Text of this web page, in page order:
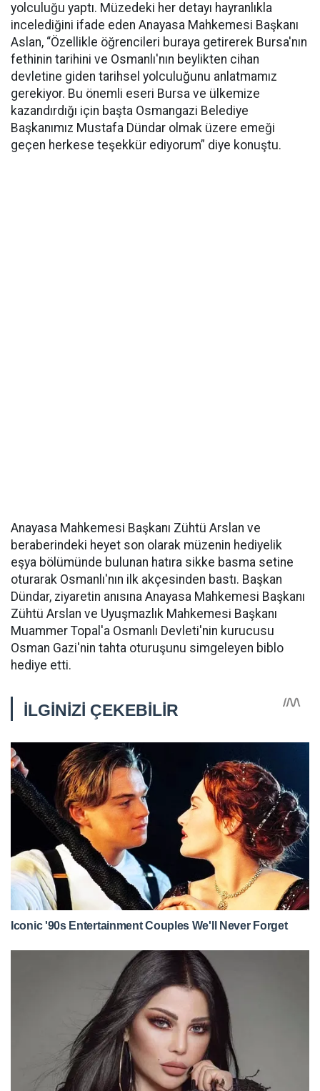
yolculuğu yaptı. Müzedeki her detayı hayranlıkla
incelediğini ifade eden Anayasa Mahkemesi Başkanı
Aslan, “Özellikle öğrencileri buraya getirerek Bursa'nın
fethinin tarihini ve Osmanlı'nın beylikten cihan
devletine giden tarihsel yolculuğunu anlatmamız
gerekiyor. Bu önemli eseri Bursa ve ülkemize
kazandırdığı için başta Osmangazi Belediye
Başkanımız Mustafa Dündar olmak üzere emeği
geçen herkese teşekkür ediyorum” diye konuştu.
Anayasa Mahkemesi Başkanı Zühtü Arslan ve
beraberindeki heyet son olarak müzenin hediyelik
eşya bölümünde bulunan hatıra sikke basma setine
oturarak Osmanlı'nın ilk akçesinden bastı. Başkan
Dündar, ziyaretin anısına Anayasa Mahkemesi Başkanı
Zühtü Arslan ve Uyuşmazlık Mahkemesi Başkanı
Muammer Topal'a Osmanlı Devleti'nin kurucusu
Osman Gazi'nin tahta oturuşunu simgeleyen biblo
hediye etti.